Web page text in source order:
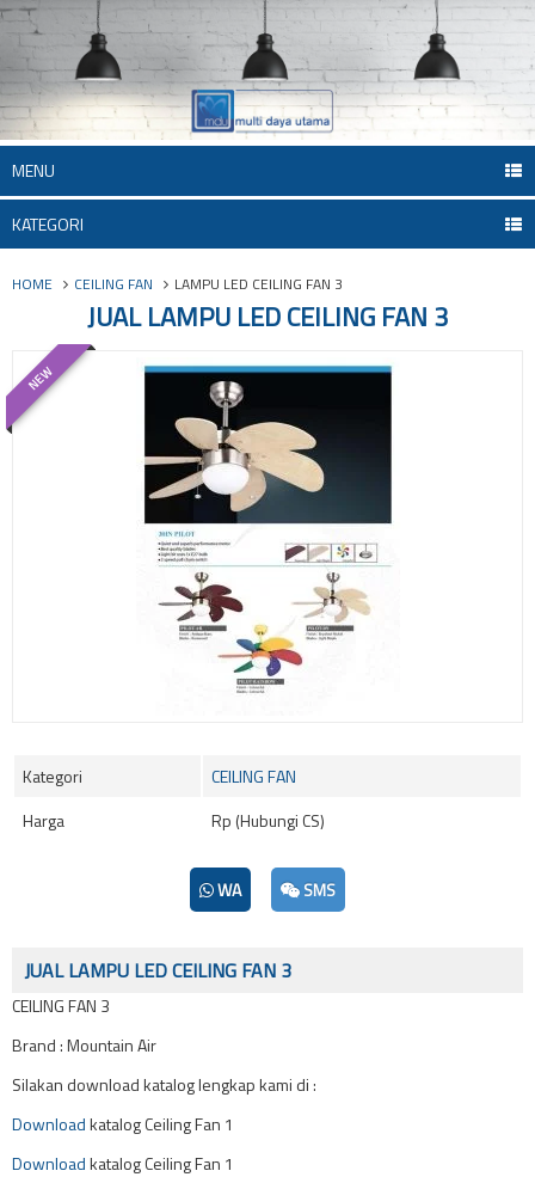
MENU
KATEGORI
HOME CEILING FAN LAMPU LED CEILING FAN 3
JUAL LAMPU LED CEILING FAN 3
NEW
Kategori
CEILING FAN
Harga
Rp (Hubungi CS)
WA SMS
JUAL LAMPU LED CEILING FAN 3
CEILING FAN 3
Brand : Mountain Air
Silakan download katalog lengkap kami di :
Downloadkatalog Ceiling Fan 1
Downloadkatalog Ceiling Fan 1